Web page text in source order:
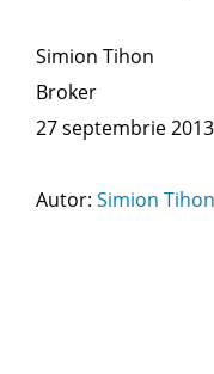
Simion Tihon
Broker
27 septembrie 2013
Autor: Simion Tihon